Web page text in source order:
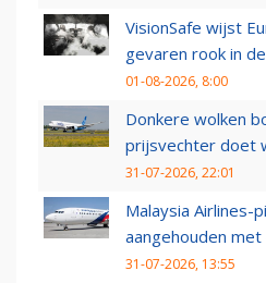
VisionSafe wijst
gevaren rook in
01-08-2026, 8:00
Donkere wolken
prijsvechter doet
31-07-2026, 22:01
Malaysia Airlines-
aangehouden
31-07-2026, 13:55